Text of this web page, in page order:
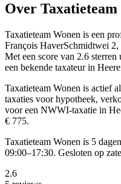
Over Taxatieteam
Taxatieteam Wonen is een
François HaverSchmidtwei
Met een score van 2.6
een bekende taxateur in
Taxatieteam Wonen is actief
taxaties voor hypotheek,
voor een NWWI-taxatie in
€ 775.
Taxatieteam Wonen is 5
09:00–17:30. Gesloten op
2.6